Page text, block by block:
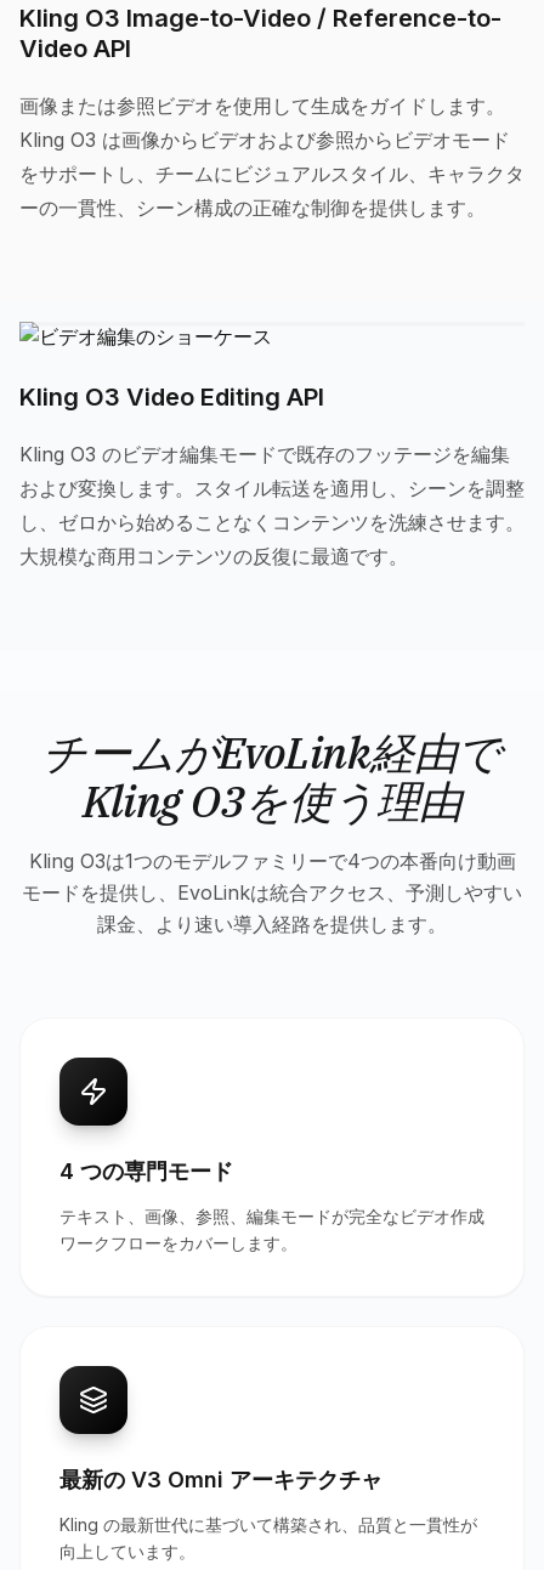
Kling O3 Image-to-Video / Reference-to-
Video API
画像または参照ビデオを使用して生成をガイドします。
Kling O3 は画像からビデオおよび参照からビデオモード
をサポートし、チームにビジュアルスタイル、キャラクタ
ーの一貫性、シーン構成の正確な制御を提供します。
Kling O3 Video Editing API
Kling O3 のビデオ編集モードで既存のフッテージを編集
および変換します。スタイル転送を適用し、シーンを調整
し、ゼロから始めることなくコンテンツを洗練させます。
大規模な商用コンテンツの反復に最適です。
チームがEvoLink経由で
Kling O3を使う理由
Kling O3は1つのモデルファミリーで4つの本番向け動画
モードを提供し、EvoLinkは統合アクセス、予測しやすい
課金、より速い導入経路を提供します。
4 つの専門モード
テキスト、画像、参照、編集モードが完全なビデオ作成
ワークフローをカバーします。
最新の V3 Omni アーキテクチャ
Kling の最新世代に基づいて構築され、品質と一貫性が
向上しています。